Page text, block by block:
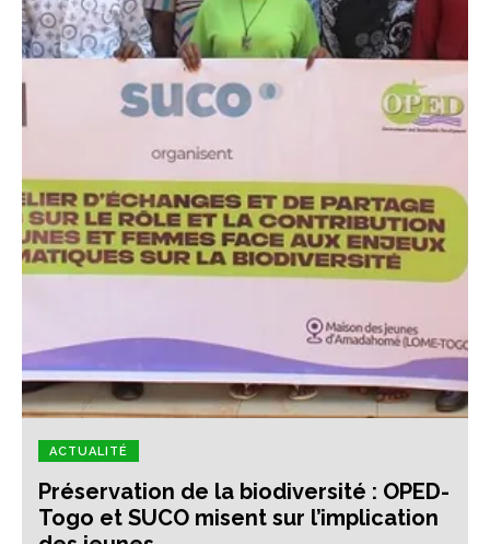
ACTUALITÉ
Préservation de la biodiversité : OPED-
Togo et SUCO misent sur l’implication